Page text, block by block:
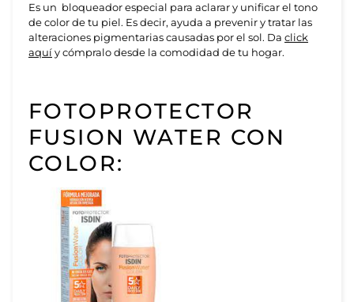
Es un bloqueador especial para aclarar y unificar el tono
de color de tu piel. Es decir, ayuda a prevenir y tratar las
alteraciones pigmentarias causadas por el sol. Da click
aquíy cómpralo desde la comodidad de tu hogar.
FOTOPROTECTOR
FUSION WATER CON
COLOR: